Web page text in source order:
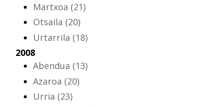
Martxoa (21)
Otsaila (20)
Urtarrila (18)
2008
Abendua (13)
Azaroa (20)
Urria (23)